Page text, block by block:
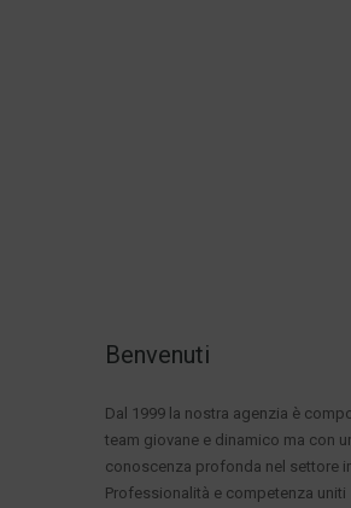
Benvenuti
Dal 1999 la nostra agenzia è
team giovane e dinamico ma con
conoscenza profonda nel settore
Professionalità e competenza uniti